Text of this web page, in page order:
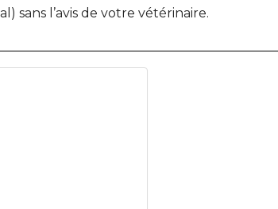
sans l’avis de votre vétérinaire.